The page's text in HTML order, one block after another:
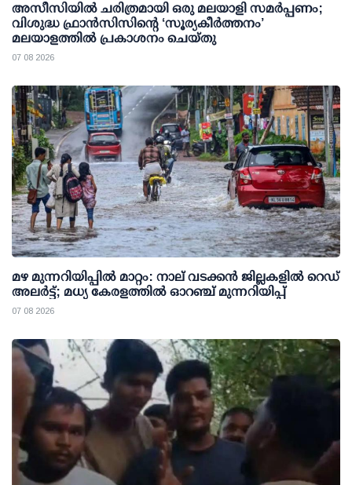
അസീസിയിൽ ചരിത്രമായി ഒരു മലയാളി സമർപ്പണം;
വിശുദ്ധ ഫ്രാൻസിസിന്റെ ‘സൂര്യകീർത്തനം’
മലയാളത്തിൽ പ്രകാശനം ചെയ്തു
07 08 2026
മഴ മുന്നറിയിപ്പില്‍ മാറ്റം: നാല് വടക്കന്‍ ജില്ലകളില്‍ റെഡ്
അലര്‍ട്ട്; മധ്യ കേരളത്തില്‍ ഓറഞ്ച് മുന്നറിയിപ്പ്
07 08 2026